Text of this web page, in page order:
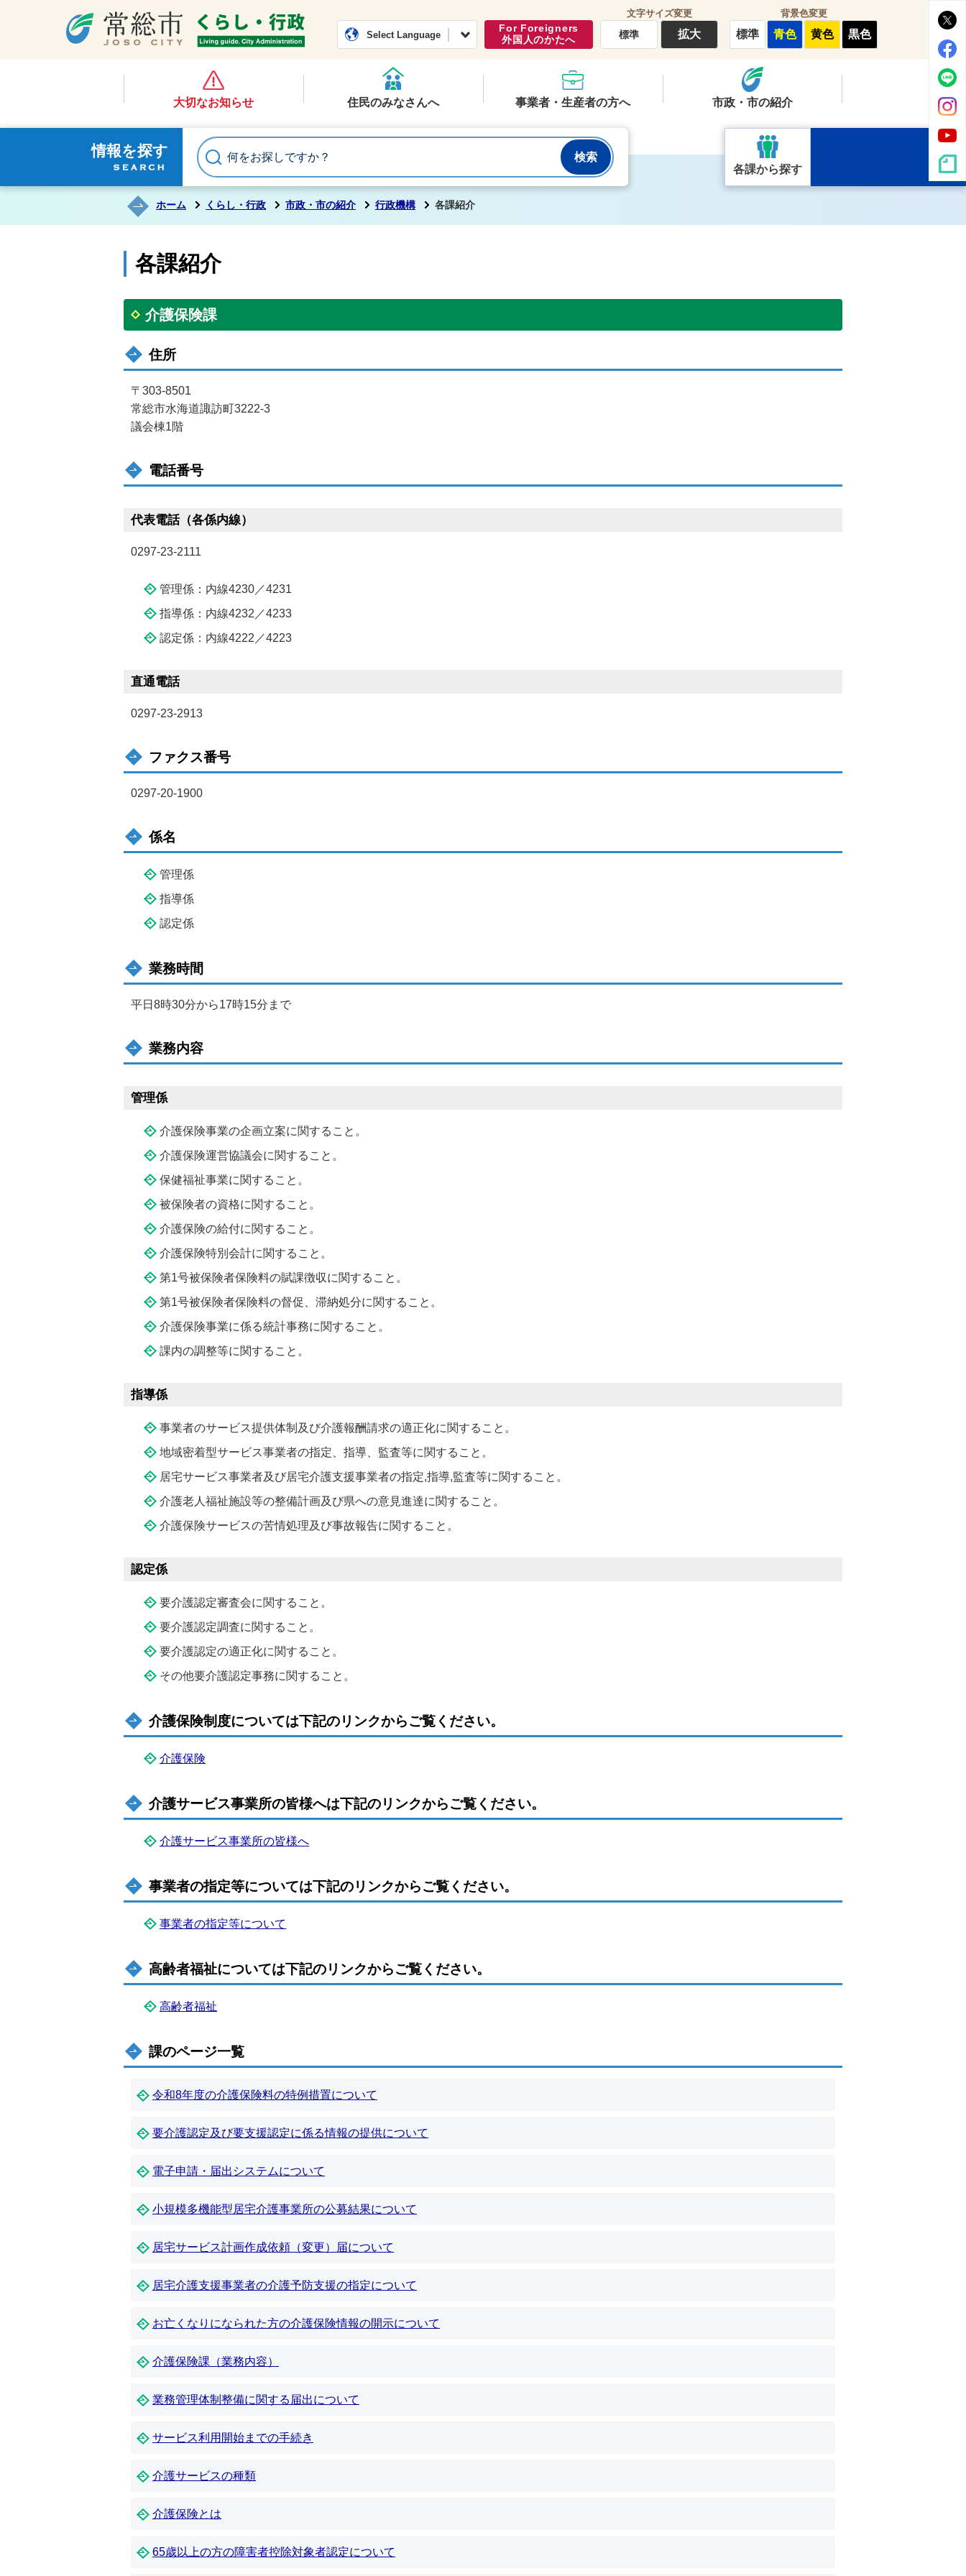
常総市公式ホームページくらし・行政
Select Language
For Foreigners
外国人のかたへ
文字サイズ変更
標準 拡大
背景色変更
標準 青色 黄色 黒色
大切なお知らせ 住民のみなさんへ 事業者・生産者の方へ 市政・市の紹介
情報を探す
各課から探す
ホーム くらし・行政 市政・市の紹介 行政機構 各課紹介
各課紹介
介護保険課
住所
〒303-8501
常総市水海道諏訪町3222-3
議会棟1階
電話番号
代表電話（各係内線）
0297-23-2111
管理係：内線4230／4231
指導係：内線4232／4233
認定係：内線4222／4223
直通電話
0297-23-2913
ファクス番号
0297-20-1900
係名
管理係
指導係
認定係
業務時間
平日8時30分から17時15分まで
業務内容
管理係
介護保険事業の企画立案に関すること。
介護保険運営協議会に関すること。
保健福祉事業に関すること。
被保険者の資格に関すること。
介護保険の給付に関すること。
介護保険特別会計に関すること。
第1号被保険者保険料の賦課徴収に関すること。
第1号被保険者保険料の督促、滞納処分に関すること。
介護保険事業に係る統計事務に関すること。
課内の調整等に関すること。
指導係
事業者のサービス提供体制及び介護報酬請求の適正化に関すること。
地域密着型サービス事業者の指定、指導、監査等に関すること。
居宅サービス事業者及び居宅介護支援事業者の指定,指導,監査等に関すること。
介護老人福祉施設等の整備計画及び県への意見進達に関すること。
介護保険サービスの苦情処理及び事故報告に関すること。
認定係
要介護認定審査会に関すること。
要介護認定調査に関すること。
要介護認定の適正化に関すること。
その他要介護認定事務に関すること。
介護保険制度については下記のリンクからご覧ください。
介護保険
介護サービス事業所の皆様へは下記のリンクからご覧ください。
介護サービス事業所の皆様へ
事業者の指定等については下記のリンクからご覧ください。
事業者の指定等について
高齢者福祉については下記のリンクからご覧ください。
高齢者福祉
課のページ一覧
令和8年度の介護保険料の特例措置について
要介護認定及び要支援認定に係る情報の提供について
電子申請・届出システムについて
小規模多機能型居宅介護事業所の公募結果について
居宅サービス計画作成依頼（変更）届について
居宅介護支援事業者の介護予防支援の指定について
お亡くなりになられた方の介護保険情報の開示について
介護保険課（業務内容）
業務管理体制整備に関する届出について
サービス利用開始までの手続き
介護サービスの種類
介護保険とは
65歳以上の方の障害者控除対象者認定について